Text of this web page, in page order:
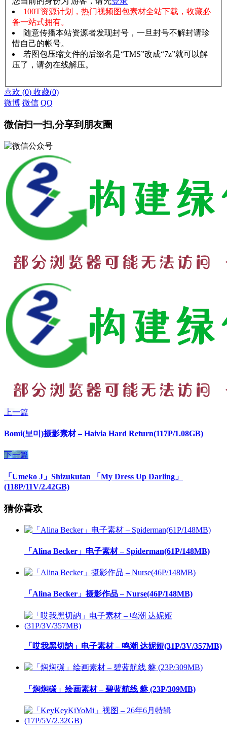
100T资源计划，热门视频图包素材全站下载，收藏必
备一站式拥有。
随意传播本站资源者发现封号，一旦封号不解封请珍
惜自己的帐号。
若图包压缩文件的后缀名是“TMS”改成“7z”就可以解
压了，请勿在线解压。
喜欢 (0) 收藏(0)
微博 微信 QQ
微信扫一扫,分享到朋友圈
上一篇
Bomi(보미)摄影素材 – Haivia Hard Return(117P/1.08GB)
下一篇
「Umeko J」Shizukutan 「My Dress Up Darling」
(118P/11V/2.42GB)
猜你喜欢
「Alina Becker」电子素材 – Spiderman(61P/148MB)
「Alina Becker」摄影作品 – Nurse(46P/148MB)
「哎我黑切訥」电子素材 – 鸣潮 达妮娅(31P/3V/357MB)
「焖焖碳」绘画素材 – 碧蓝航线 貅 (23P/309MB)